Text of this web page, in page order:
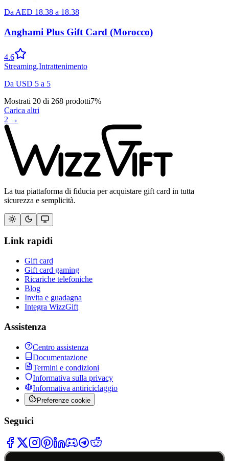
Da AED 18.38 a 18.38
Anghami Plus Gift Card (Morocco)
4.6
Streaming,Intrattenimento
Da USD 5 a 5
Mostrati 20 di 268 prodotti7%
Carica altri
2 →
La tua piattaforma di fiducia per acquistare gift card in tutta
sicurezza e semplicità.
Link rapidi
Gift card
Gift card gaming
Ricariche telefoniche
Blog
Invita e guadagna
Integra WizzGift
Assistenza
Centro assistenza
Documentazione
Termini e condizioni
Informativa sulla privacy
Informativa antiriciclaggio
Preferenze cookie
Seguici